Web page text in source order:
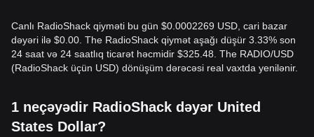
Canlı RadioShack qiyməti bu gün $0.0002269 USD, cari bazar
dəyəri ilə $0.00. The RadioShack qiymət aşağı düşür 3.33% son
24 saat və 24 saatlıq ticarət həcmidir $325.48. The RADIO/USD
(RadioShack üçün USD) dönüşüm dərəcəsi real vaxtda yenilənir.
1 neçəyədir RadioShack dəyər United
States Dollar?